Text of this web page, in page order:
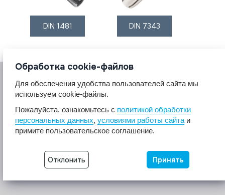
DIN 1481 DIN 7343
© 2017 A2A4
Крепеж из нержавеющей стали А2 А4.
Разработка сайта -
Неткам
Обработка cookie-файлов
Для обеспечения удобства пользователей сайта мы
используем cookie-файлы.
Пожалуйста, ознакомьтесь с политикой обработки
персональных данных, условиями работы сайта и
примите пользовательское соглашение.
Отклонить Принять